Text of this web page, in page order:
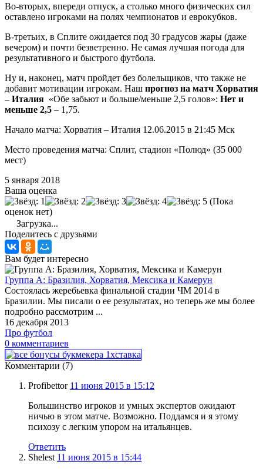
Во-вторых, впереди отпуск, а столько много физических сил
оставлено игроками на полях чемпионатов и еврокубков.
В-третьих, в Сплите ожидается под 30 градусов жары (даже
вечером) и почти безветренно. Не самая лучшая погода для
результативного и быстрого футбола.
Ну и, наконец, матч пройдет без болельщиков, что также не
добавит мотивации игрокам. Наш прогноз на матч Хорватия
– Италия «Обе забьют и больше/меньше 2,5 голов»: Нет и
меньше 2,5 – 1,75.
Начало матча: Хорватия – Италия 12.06.2015 в 21:45 Мск
Место проведения матча: Сплит, стадион «Полюд» (35 000
мест)
5 января 2018
Ваша оценка
(Пока
оценок нет)
Загрузка...
Поделитесь с друзьями
Вам будет интересно
Группа А: Бразилия, Хорватия, Мексика и Камерун
Состоялась жеребьевка финальной стадии ЧМ 2014 в
Бразилии. Мы писали о ее результатах, но теперь же мы более
подробно рассмотрим ...
16 декабря 2013
Про футбол
0 комментариев
Комментарии (7)
Profibettor 11 июня 2015 в 15:12
Большинство игроков и умных экспертов ожидают
ничью в этом матче. Возможно. Поддамся и я этому
психозу с легким упором на итальянцев.
Ответить
Shelest 11 июня 2015 в 15:44